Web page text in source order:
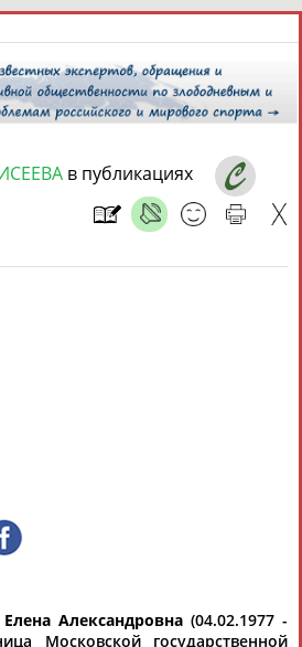
2026 года,05:09
ЕЛИСЕЕВА"
уникальных документов
музея спорта Елена
в публикациях
Александровна (04.02.1977 -
Московской государственной